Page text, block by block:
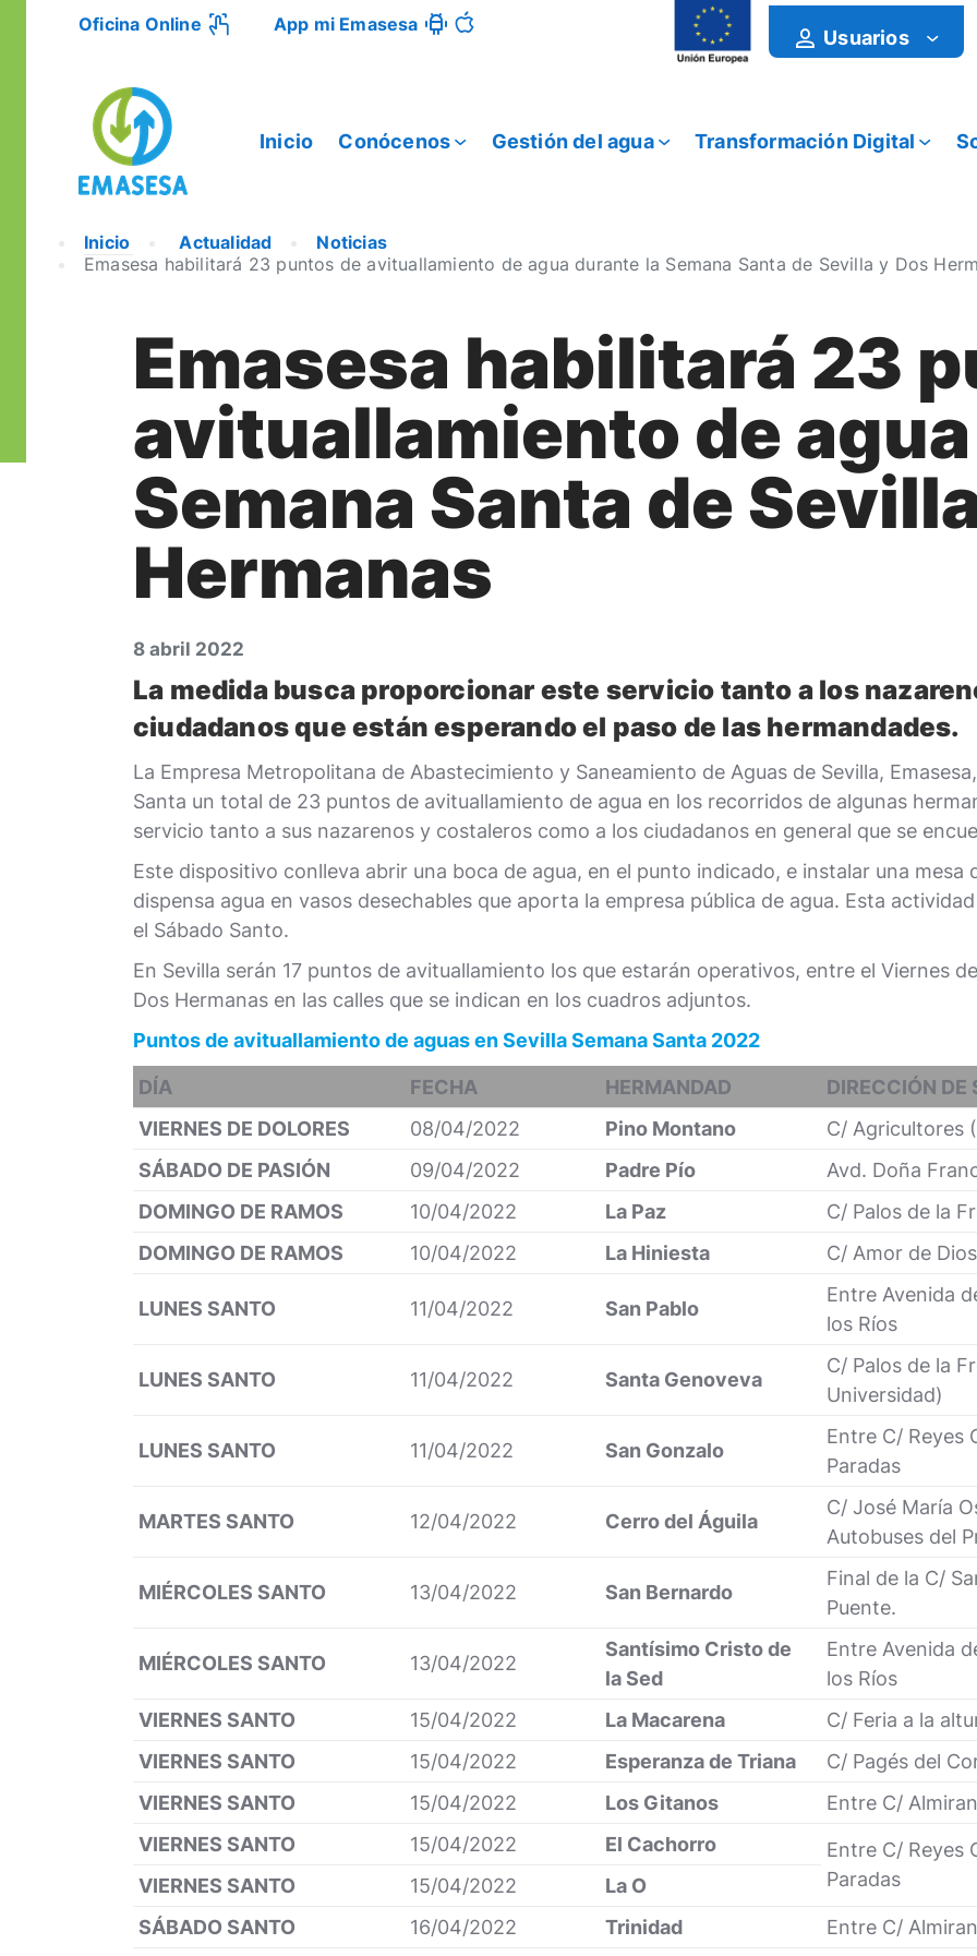
Oficina Online App mi Emasesa
Usuarios
Inicio Conócenos Gestión del agua Transformación Digital
Inicio Actualidad
Noticias
Emasesa habilitará 23 puntos de avituallamiento de agua durante la Semana Santa de Sevilla y Dos
Emasesa habilitará 23
avituallamiento de
Semana Santa de
Hermanas
8 abril 2022
La medida busca proporcionar este servicio tanto a los
ciudadanos que están esperando el paso de las hermandades.
La Empresa Metropolitana de Abastecimiento y Saneamiento de Aguas de Sevilla,
Santa un total de 23 puntos de avituallamiento de agua en los recorridos de algunas
servicio tanto a sus nazarenos y costaleros como a los ciudadanos en general que se
Este dispositivo conlleva abrir una boca de agua, en el punto indicado, e instalar una
dispensa agua en vasos desechables que aporta la empresa pública de agua. Esta
el Sábado Santo.
En Sevilla serán 17 puntos de avituallamiento los que estarán operativos, entre el Viernes
Dos Hermanas en las calles que se indican en los cuadros adjuntos.
Puntos de avituallamiento de aguas en Sevilla Semana Santa 2022
DÍA FECHA HERMANDAD DIRECCIÓN DE
VIERNES DE DOLORES
08/04/2022 Pino Montano C/ Agricultores
SÁBADO DE PASIÓN
09/04/2022 Padre Pío Avd. Doña
DOMINGO DE RAMOS
10/04/2022 La Paz C/ Palos de la
DOMINGO DE RAMOS
10/04/2022 La Hiniesta C/ Amor de
LUNES SANTO 11/04/2022 San Pablo
Entre Avenida
los Ríos
LUNES SANTO 11/04/2022 Santa Genoveva
C/ Palos de la
Universidad)
LUNES SANTO 11/04/2022 San Gonzalo
Entre C/ Reyes
Paradas
MARTES SANTO 12/04/2022 Cerro del Águila
C/ José María
Autobuses del
MIÉRCOLES SANTO 13/04/2022 San Bernardo
Final de la C/
Puente.
MIÉRCOLES SANTO 13/04/2022
Santísimo Cristo de
la Sed
Entre Avenida
los Ríos
VIERNES SANTO 15/04/2022 La Macarena C/ Feria a la
VIERNES SANTO
15/04/2022 Esperanza de Triana C/ Pagés del
VIERNES SANTO
15/04/2022 Los Gitanos Entre C/
VIERNES SANTO
15/04/2022 El Cachorro
Entre C/ Reyes
Paradas
VIERNES SANTO
15/04/2022
La O
SÁBADO SANTO
16/04/2022 Trinidad Entre C/